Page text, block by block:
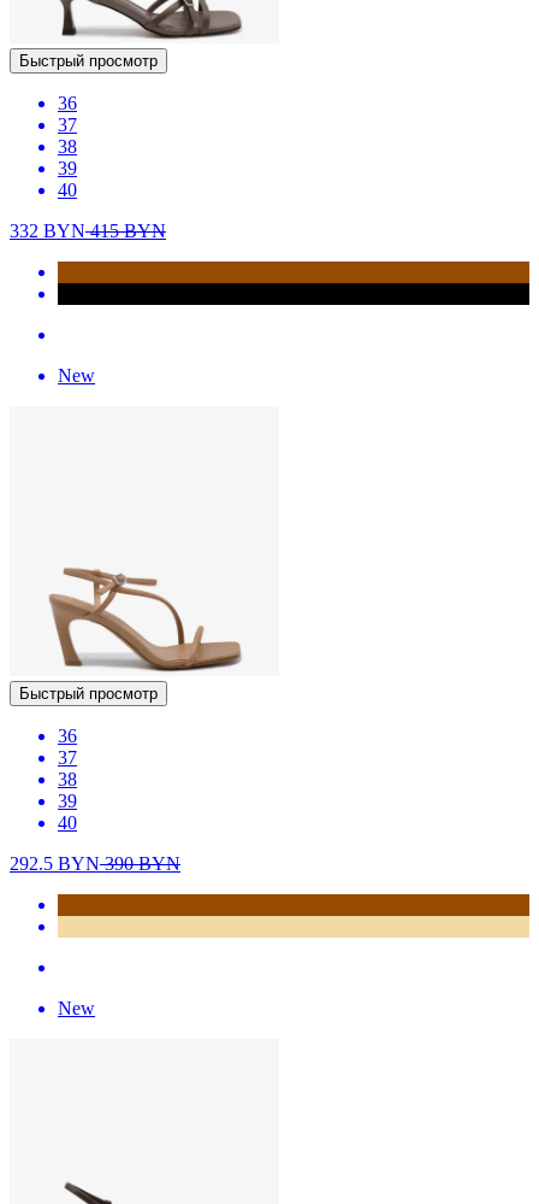
Быстрый просмотр
36
37
38
39
40
332 BYN415BYN
New
Быстрый просмотр
36
37
38
39
40
292.5 BYN390BYN
New